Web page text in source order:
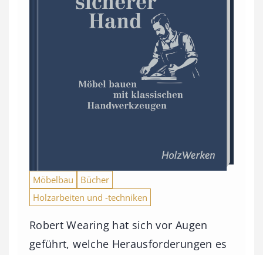
Möbelbau
Bücher
Holzarbeiten und -techniken
Robert Wearing hat sich vor Augen
geführt, welche Herausforderungen es